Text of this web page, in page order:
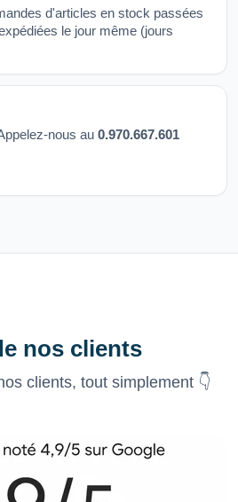
d'articles en stock passées
le jour même (jours
nous au 0.970.667.601
nos clients
clients, tout simplement 👇